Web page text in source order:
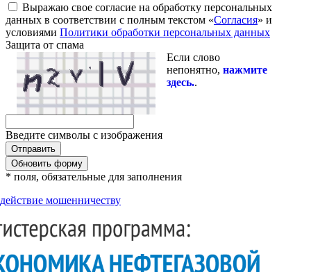
Выражаю свое согласие на обработку персональных
данных в соответствии с полным текстом «Согласия» и
условиями Политики обработки персональных данных
Защита от спама
Если слово
непонятно, нажмите
здесь..
Введите символы с изображения
Обновить форму
* поля, обязательные для заполнения
мошенничеству